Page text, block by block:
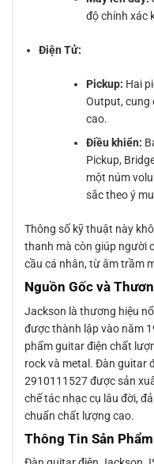
độ chính xác
Điện Tử:
Pickup: Hai
Output, cung
cao.
Điều khiển:
Pickup,
một núm
sắc theo ý
Thông số kỹ thuật này
thanh mà còn giúp người
cầu cá nhân, từ âm trầm
Nguồn Gốc và
Jackson là thương hiệu
được thành lập vào năm
phẩm guitar điện chất
rock và metal. Đàn guitar
2910111527 được sản
chế tác nhạc cụ lâu đời,
chuẩn chất lượng cao.
Thông Tin Sản Phẩm